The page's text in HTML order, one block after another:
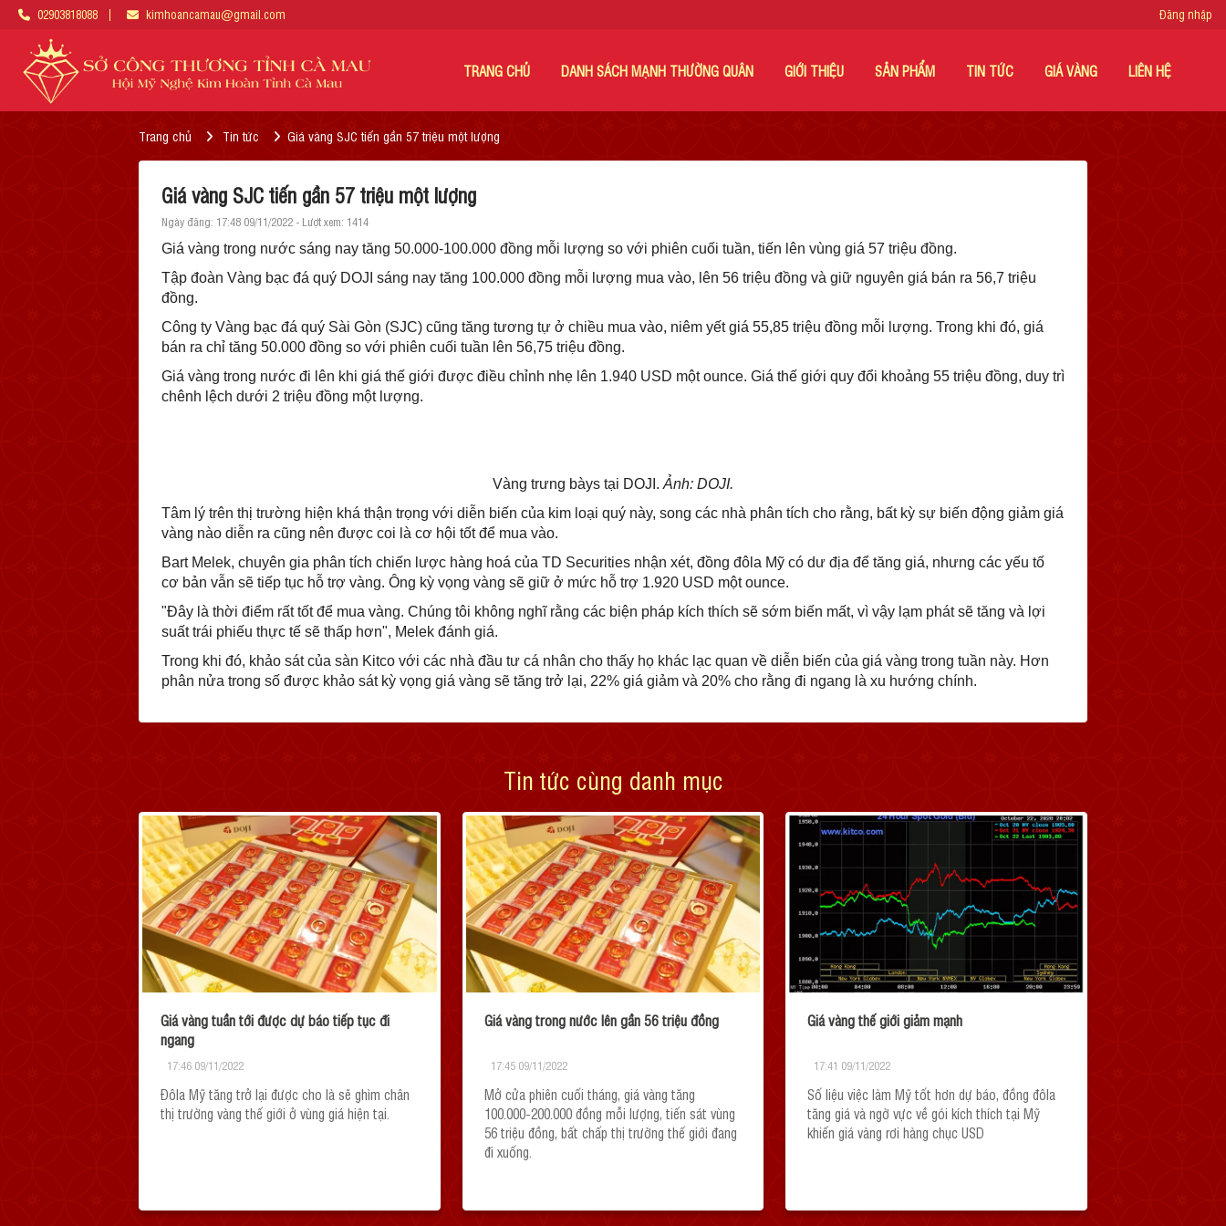
02903818088 kimhoancamau@gmail.com Đăng nhập
TRANG CHỦ DANH SÁCH MẠNH THƯỜNG QUÂN GIỚI THIỆU SẢN PHẨM TIN TỨC GIÁ VÀNG LIÊN HỆ
Trang chủ Tin tức Giá vàng SJC tiến gần 57 triệu một lượng
Giá vàng SJC tiến gần 57 triệu một lượng
Ngày đăng: 17:48 09/11/2022 - Lượt xem: 1414
Giá vàng trong nước sáng nay tăng 50.000-100.000 đồng mỗi lượng so với phiên cuối tuần, tiến lên vùng giá 57 triệu đồng.
Tập đoàn Vàng bạc đá quý DOJI sáng nay tăng 100.000 đồng mỗi lượng mua vào, lên 56 triệu đồng và giữ nguyên giá bán ra 56,7 triệu
đồng.
Công ty Vàng bạc đá quý Sài Gòn (SJC) cũng tăng tương tự ở chiều mua vào, niêm yết giá 55,85 triệu đồng mỗi lượng. Trong khi đó, giá
bán ra chỉ tăng 50.000 đồng so với phiên cuối tuần lên 56,75 triệu đồng.
Giá vàng trong nước đi lên khi giá thế giới được điều chỉnh nhẹ lên 1.940 USD một ounce. Giá thế giới quy đổi khoảng 55 triệu đồng, duy trì
chênh lệch dưới 2 triệu đồng một lượng.
Vàng trưng bàys tại DOJI. Ảnh: DOJI.
Tâm lý trên thị trường hiện khá thận trọng với diễn biến của kim loại quý này, song các nhà phân tích cho rằng, bất kỳ sự biến động giảm giá
vàng nào diễn ra cũng nên được coi là cơ hội tốt để mua vào.
Bart Melek, chuyên gia phân tích chiến lược hàng hoá của TD Securities nhận xét, đồng đôla Mỹ có dư địa để tăng giá, nhưng các yếu tố
cơ bản vẫn sẽ tiếp tục hỗ trợ vàng. Ông kỳ vọng vàng sẽ giữ ở mức hỗ trợ 1.920 USD một ounce.
"Đây là thời điểm rất tốt để mua vàng. Chúng tôi không nghĩ rằng các biện pháp kích thích sẽ sớm biến mất, vì vậy lạm phát sẽ tăng và lợi
suất trái phiếu thực tế sẽ thấp hơn", Melek đánh giá.
Trong khi đó, khảo sát của sàn Kitco với các nhà đầu tư cá nhân cho thấy họ khác lạc quan về diễn biến của giá vàng trong tuần này. Hơn
phân nửa trong số được khảo sát kỳ vọng giá vàng sẽ tăng trở lại, 22% giá giảm và 20% cho rằng đi ngang là xu hướng chính.
Tin tức cùng danh mục
Giá vàng tuần tới được dự báo tiếp tục đi
ngang
17:46 09/11/2022
Đôla Mỹ tăng trở lại được cho là sẽ ghìm chân
thị trường vàng thế giới ở vùng giá hiện tại.
Giá vàng trong nước lên gần 56 triệu đồng
17:45 09/11/2022
Mở cửa phiên cuối tháng, giá vàng tăng
100.000-200.000 đồng mỗi lượng, tiến sát vùng
56 triệu đồng, bất chấp thị trường thế giới đang
đi xuống.
Giá vàng thế giới giảm mạnh
17:41 09/11/2022
Số liệu việc làm Mỹ tốt hơn dự báo, đồng đôla
tăng giá và ngờ vực về gói kích thích tại Mỹ
khiến giá vàng rơi hàng chục USD